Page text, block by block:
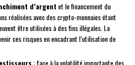
d’argent et le financement du
réalisées avec des crypto-monnaies étant
être utilisées à des fins illégales. La
ces risques en encadrant l’utilisation de
: face à la volatilité importante des